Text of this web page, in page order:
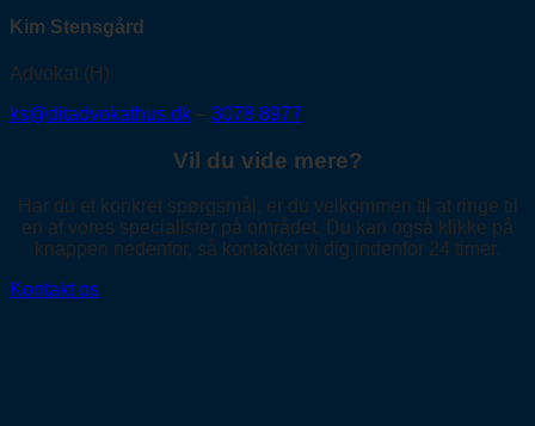
Kim Stensgård
Advokat (H)
ks@ditadvokathus.dk – 3078 8977
Vil du vide mere?
Har du et konkret spørgsmål, er du velkommen til at ringe til
en af vores specialister på området. Du kan også klikke på
knappen nedenfor, så kontakter vi dig indenfor 24 timer.
Kontakt os